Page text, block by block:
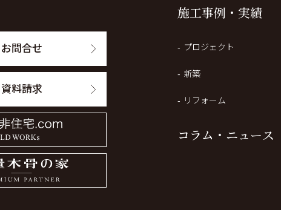
お問合せ
資料請求
施工事例・実績
プロジェクト
新築
リフォーム
コラム・ニュース